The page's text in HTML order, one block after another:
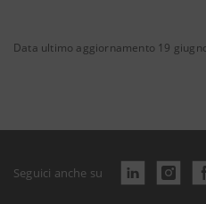
Data ultimo aggiornamento 19
Seguici anche su